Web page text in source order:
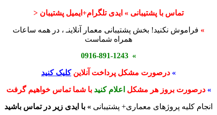
تماس با پشتیبانی » ایدی تلگرام+ایمیل پشتیبان <
» فراموش نکنید! بخش پشتیبانی معمار آنلاینـ ، در همه ساعات
همراه شماست
» 0916-891-1243
» درصورت مشکل پرداخت آنلاینکلیک کنید
» درصورت بروز هر مشکل اعلام کنید با شما تماس خواهیم گرفت
انجام کلیه پروژهای معماری+ پشتیبانی » با ایدی زیر در تماس باشید